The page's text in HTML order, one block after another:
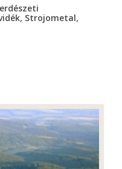
erdészeti
, Strojometal,